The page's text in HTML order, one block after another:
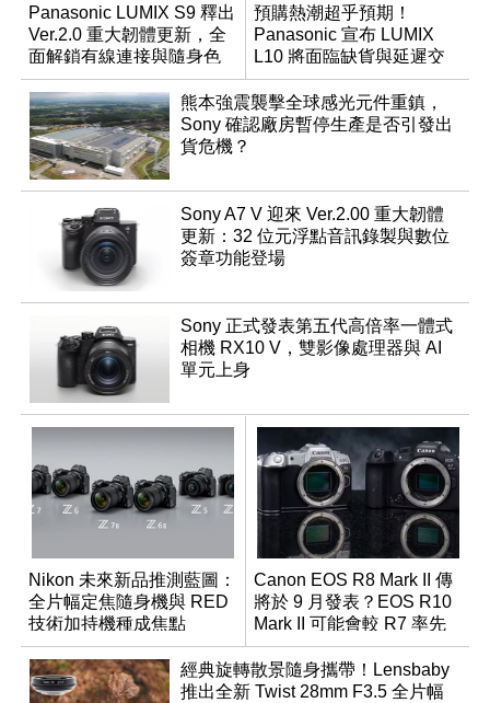
Panasonic LUMIX S9 釋出
Ver.2.0 重大韌體更新，全
面解鎖有線連接與隨身色
調編輯
預購熱潮超乎預期！
Panasonic 宣布 LUMIX
L10 將面臨缺貨與延遲交
貨時間
熊本強震襲擊全球感光元件重鎮，
Sony 確認廠房暫停生產是否引發出
貨危機？
Sony A7 V 迎來 Ver.2.00 重大韌體
更新：32 位元浮點音訊錄製與數位
簽章功能登場
Sony 正式發表第五代高倍率一體式
相機 RX10 V，雙影像處理器與 AI
單元上身
Nikon 未來新品推測藍圖：
全片幅定焦隨身機與 RED
技術加持機種成焦點
Canon EOS R8 Mark II 傳
將於 9 月發表？EOS R10
Mark II 可能會較 R7 率先
推出
經典旋轉散景隨身攜帶！Lensbaby
推出全新 Twist 28mm F3.5 全片幅